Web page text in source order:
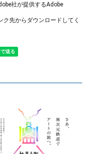
社が提供するAdobe
先からダウンロードしてく